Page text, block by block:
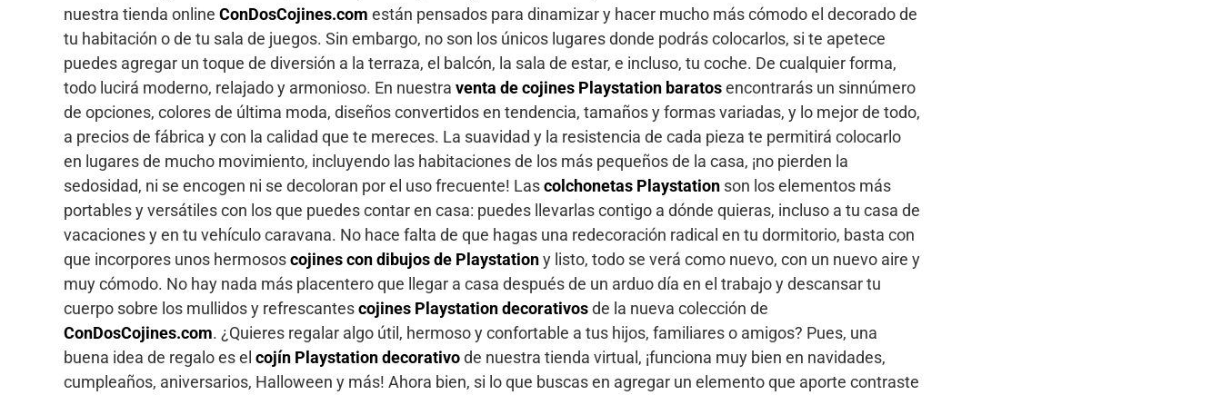
nuestra tienda online ConDosCojines.com están pensados para dinamizar y hacer mucho más cómodo el decorado de
tu habitación o de tu sala de juegos. Sin embargo, no son los únicos lugares donde podrás colocarlos, si te apetece
puedes agregar un toque de diversión a la terraza, el balcón, la sala de estar, e incluso, tu coche. De cualquier forma,
todo lucirá moderno, relajado y armonioso. En nuestra venta de cojines Playstation baratosencontrarás un sinnúmero
de opciones, colores de última moda, diseños convertidos en tendencia, tamaños y formas variadas, y lo mejor de todo,
a precios de fábrica y con la calidad que te mereces. La suavidad y la resistencia de cada pieza te permitirá colocarlo
en lugares de mucho movimiento, incluyendo las habitaciones de los más pequeños de la casa, ¡no pierden la
sedosidad, ni se encogen ni se decoloran por el uso frecuente! Lascolchonetas Playstation son los elementos más
portables y versátiles con los que puedes contar en casa: puedes llevarlas contigo a dónde quieras, incluso a tu casa de
vacaciones y en tu vehículo caravana. No hace falta de que hagas una redecoración radical en tu dormitorio, basta con
que incorpores unos hermososcojines con dibujos de Playstationy listo, todo se verá como nuevo, con un nuevo aire y
muy cómodo. No hay nada más placentero que llegar a casa después de un arduo día en el trabajo y descansar tu
cuerpo sobre los mullidos y refrescantescojines Playstation decorativosde la nueva colección de
ConDosCojines.com. ¿Quieres regalar algo útil, hermoso y confortable a tus hijos, familiares o amigos? Pues, una
buena idea de regalo es el cojín Playstation decorativode nuestra tienda virtual, ¡funciona muy bien en navidades,
cumpleaños, aniversarios, Halloween y más! Ahora bien, si lo que buscas en agregar un elemento que aporte contraste